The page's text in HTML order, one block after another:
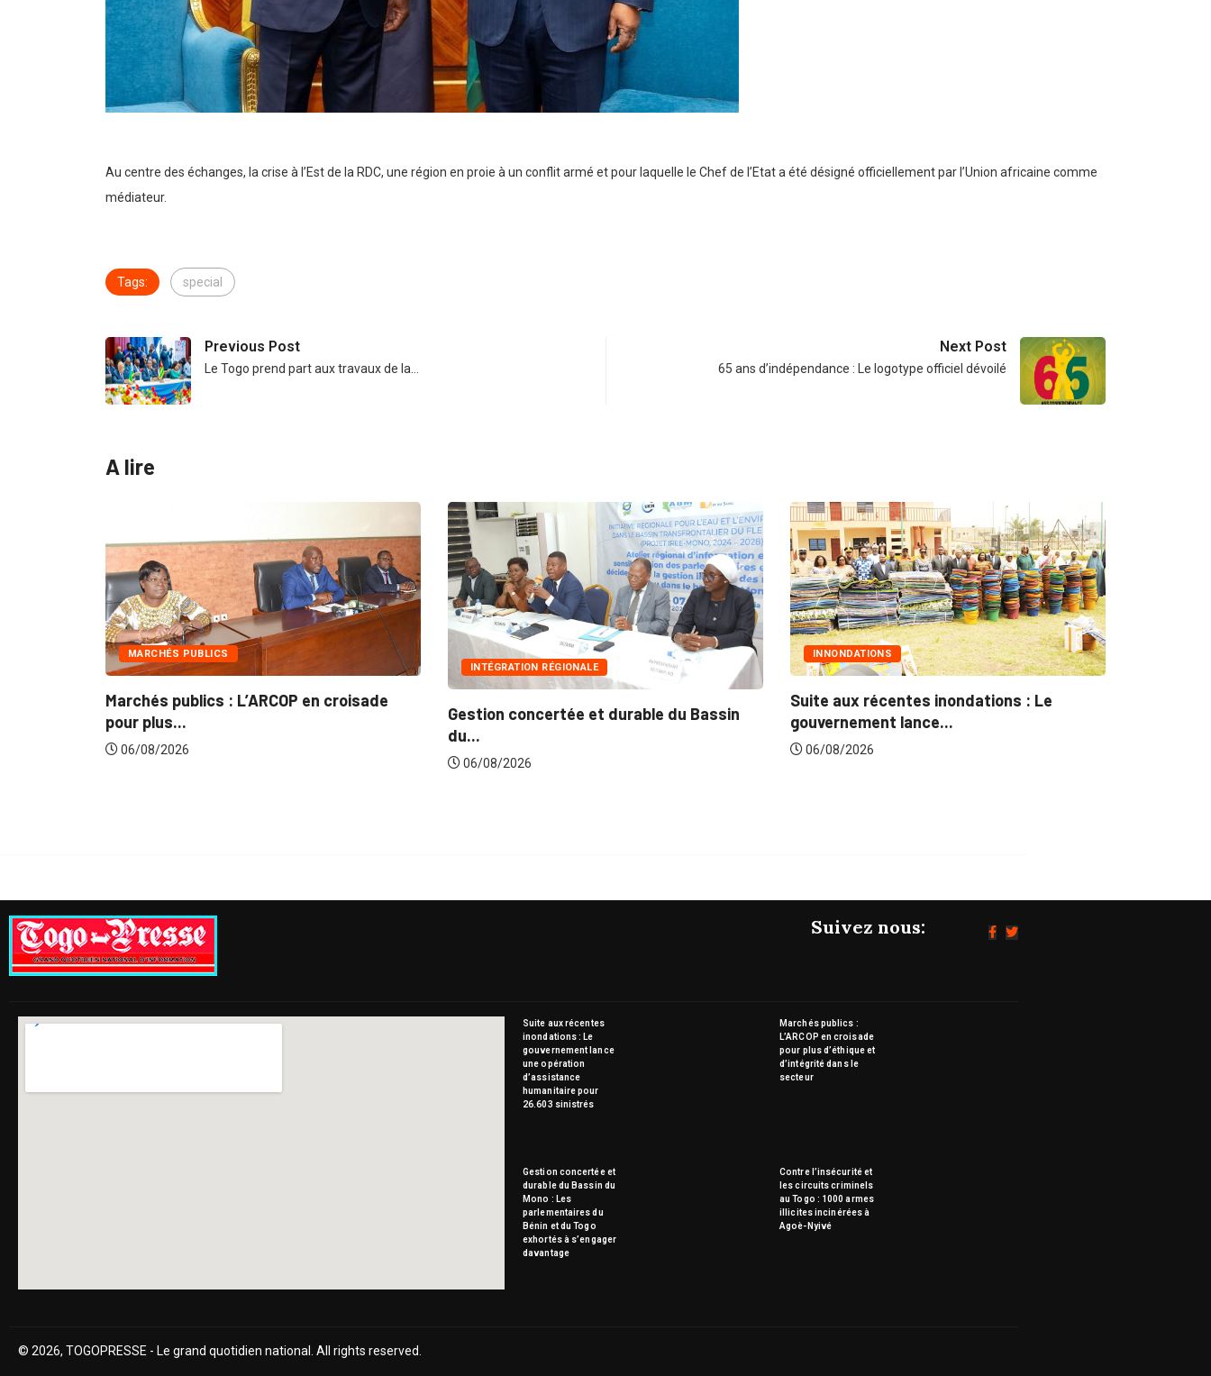
Au centre des échanges, la crise à l’Est de la RDC, une région en proie à un conflit armé et pour laquelle le Chef de l’Etat a été désigné officiellement par l’Union africaine comme
médiateur.
Tags: special
Previous Post
Le Togo prend part aux travaux de la…
Next Post
65 ans d’indépendance : Le logotype officiel dévoilé
A lire
publics : L’ARCOP en croisade
INTÉGRATION RÉGIONALE
Gestion concertée et durable du Bassin
INNONDATIONS
Suite aux récentes inondations : Le
gouvernement lance...
MARCHÉS PUBLICS
Marchés publics : L’ARCOP
Suivez nous:
Suite aux récentes
inondations : Le
gouvernement lance
une opération
d’assistance
humanitaire pour
26.603 sinistrés
Marchés publics :
L’ARCOP en croisade
pour plus d’éthique et
d’intégrité dans le
secteur
Gestion concertée et
durable du Bassin du
Mono : Les
parlementaires du
Bénin et du Togo
exhortés à s’engager
davantage
Contre l’insécurité et
les circuits criminels
au Togo : 1000 armes
illicites incinérées à
Agoè-Nyivé
© 2026, TOGOPRESSE - Le grand quotidien national. All rights reserved.